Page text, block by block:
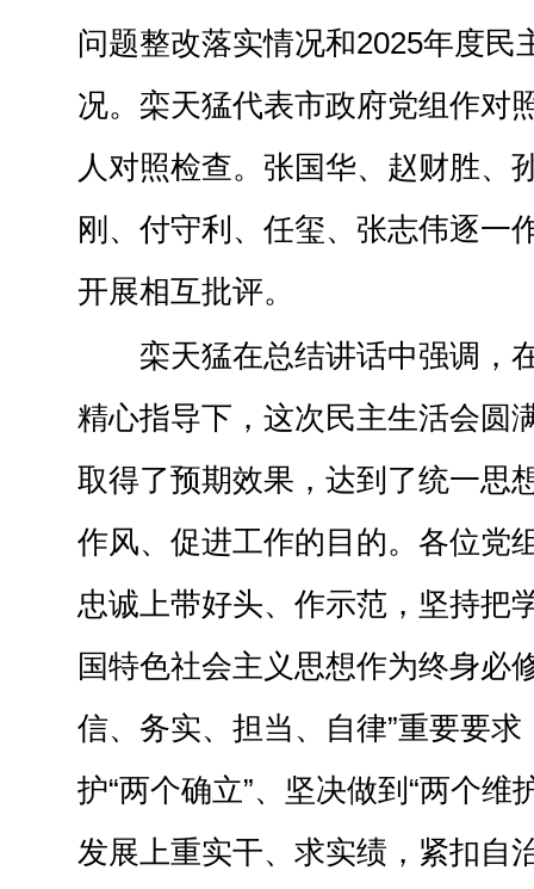
问题整改落实情况和2025年度民
况。栾天猛代表市政府党组作对
人对照检查。张国华、赵财胜、
刚、付守利、任玺、张志伟逐一
开展相互批评。
栾天猛在总结讲话中强调，
精心指导下，这次民主生活会圆
取得了预期效果，达到了统一思
作风、促进工作的目的。各位党
忠诚上带好头、作示范，坚持把
国特色社会主义思想作为终身必
信、务实、担当、自律”重要要
护“两个确立”、坚决做到“两个维
发展上重实干、求实绩，紧扣自